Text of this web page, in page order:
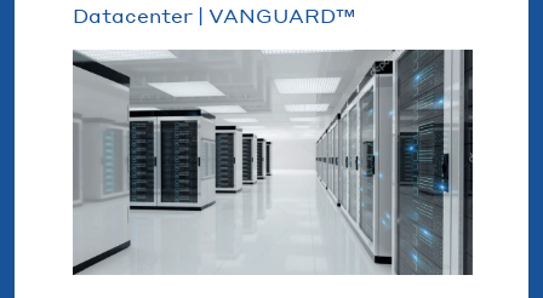
Datacenter | VANGUARD™